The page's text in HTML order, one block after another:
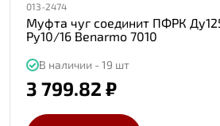
013-2474
Муфта чуг соединит ПФРК
Ру10/16 Benarmo 7010
В наличии - 19 шт
3 799.82 ₽